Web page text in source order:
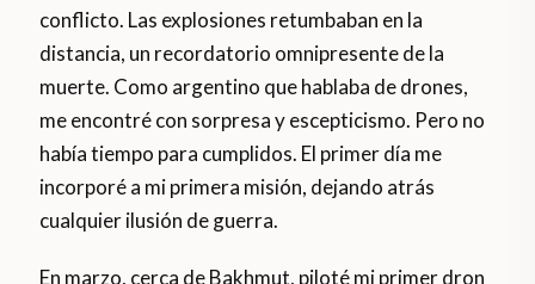
conflicto. Las explosiones retumbaban en la
distancia, un recordatorio omnipresente de la
muerte. Como argentino que hablaba de drones,
me encontré con sorpresa y escepticismo. Pero no
había tiempo para cumplidos. El primer día me
incorporé a mi primera misión, dejando atrás
cualquier ilusión de guerra.
En marzo, cerca de Bakhmut, piloté mi primer dron